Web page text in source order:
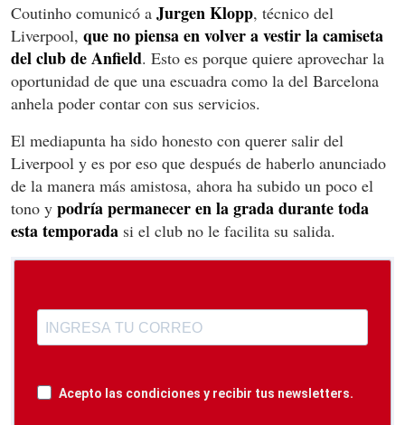
Coutinho comunicó a Jurgen Klopp, técnico del
Liverpool, que no piensa en volver a vestir la camiseta
del club de Anfield. Esto es porque quiere aprovechar la
oportunidad de que una escuadra como la del Barcelona
anhela poder contar con sus servicios.
El mediapunta ha sido honesto con querer salir del
Liverpool y es por eso que después de haberlo anunciado
de la manera más amistosa, ahora ha subido un poco el
tono y podríapermanecer en la grada durante toda
esta temporada si el club no le facilita su salida.
Acepto las condiciones y recibir tus newsletters.